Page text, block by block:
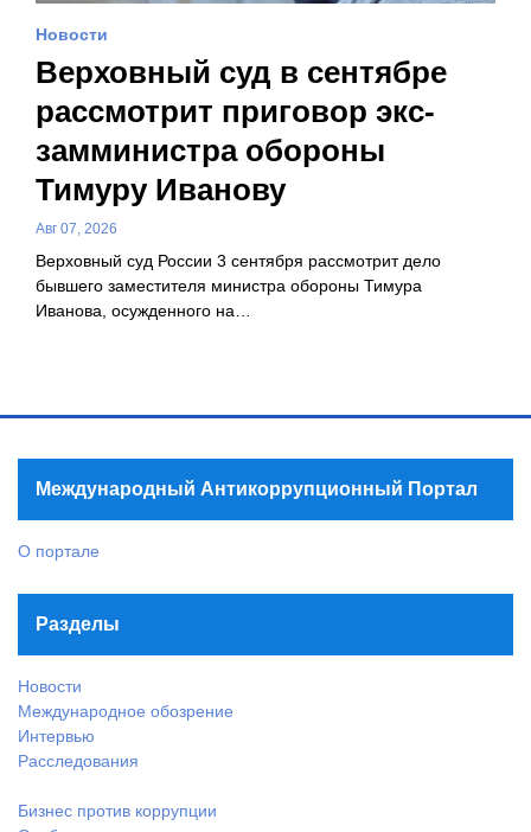
Новости
Верховный суд в сентябре
рассмотрит приговор экс-
замминистра обороны
Тимуру Иванову
Авг 07, 2026
Верховный суд России 3 сентября рассмотрит дело
бывшего заместителя министра обороны Тимура
Иванова, осужденного на…
Международный Антикоррупционный Портал
О портале
Разделы
Новости
Международное обозрение
Интервью
Расследования
Бизнес против коррупции